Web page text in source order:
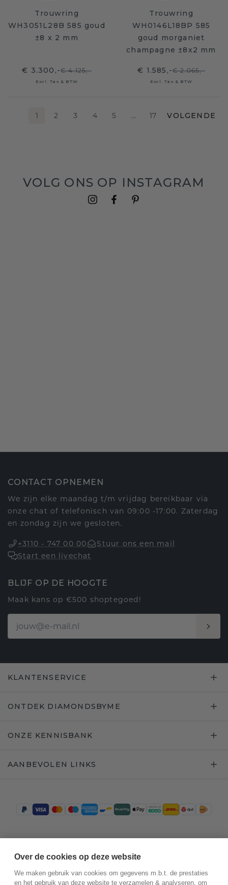
Trouwring
WH3051L28B 585 goud
±8 x 2 mm
€ 3.300,-€ 4.125,-
Excl. Tax & BTW
Trouwring
WH0146L18BP 585
goud morganiet
champagne ±8x2 mm
€ 1.585,-€ 2.065,-
Excl. Tax & BTW
1 2 3 4 5 … 17 VOLGENDE
VOLG ONS OP INSTAGRAM
CONTACT OPNEMEN
We zijn elke maandag t/m vrijdag bereikbaar via
onze chat of telefonisch van 09:00 -17:00. Zaterdag
en zondag zijn we gesloten.
+3110 - 747 00 00
Stuur ons een mail
Start een livechat
BLIJF OP DE HOOGTE
Maak kans op €500 shoptegoed!
KLANTENSERVICE
ONTDEK DIAMONDSBYME
ONZE KENNISBANK
AANBEVOLEN LINKS
Over de cookies op deze website
We maken gebruik van cookies om gegevens m.b.t. de prestaties
en het gebruik van deze website te verzamelen & analyseren, om